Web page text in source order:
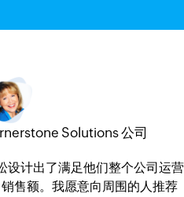
Solutions 公司
设计出了满足他们整个公司运营
售额。我愿意向周围的人推荐